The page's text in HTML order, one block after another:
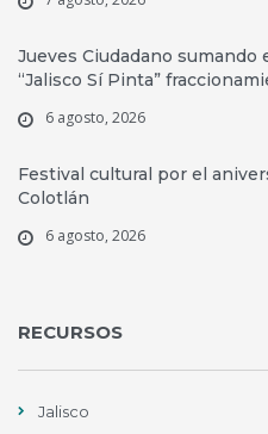
Jueves Ciudadano sumando
“Jalisco Sí Pinta”
6 agosto, 2026
Festival cultural por el
Colotlán
6 agosto, 2026
RECURSOS
Jalisco